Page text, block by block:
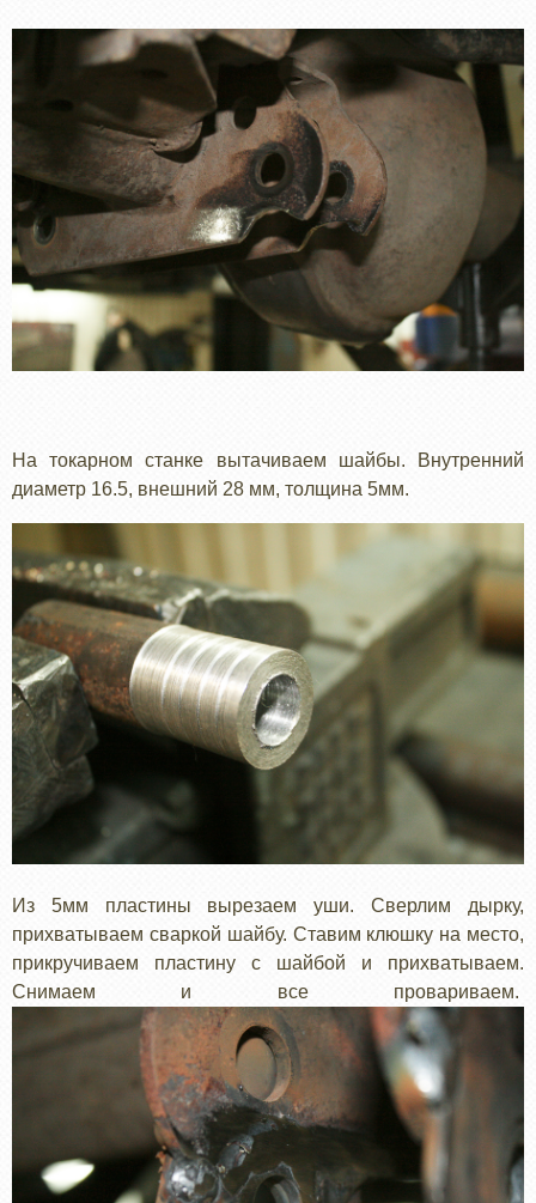
На токарном станке вытачиваем шайбы. Внутренний
диаметр 16.5, внешний 28 мм, толщина 5мм.
Из 5мм пластины вырезаем уши. Сверлим дырку,
прихватываем сваркой шайбу. Ставим клюшку на место,
прикручиваем пластину с шайбой и прихватываем.
Снимаем и все провариваем.